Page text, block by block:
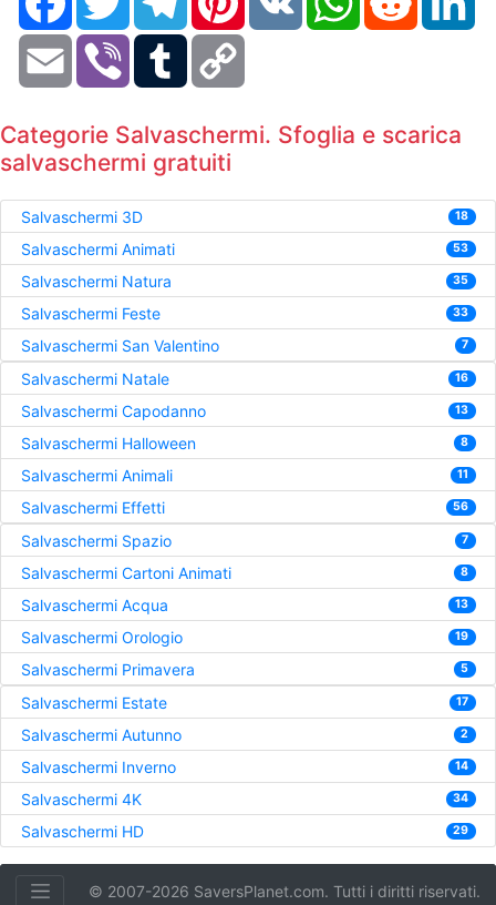
Email Viber Tumblr
Categorie Salvaschermi. Sfoglia e scarica
salvaschermi gratuiti
Salvaschermi 3D 18
Salvaschermi Animati 53
Salvaschermi Natura 35
Salvaschermi Feste 33
Salvaschermi San Valentino 7
Salvaschermi Natale 16
Salvaschermi Capodanno 13
Salvaschermi Halloween 8
Salvaschermi Animali 11
Salvaschermi Effetti 56
Salvaschermi Spazio 7
Salvaschermi Cartoni Animati 8
Salvaschermi Acqua 13
Salvaschermi Orologio 19
Salvaschermi Primavera 5
Salvaschermi Estate 17
Salvaschermi Autunno 2
Salvaschermi Inverno 14
Salvaschermi 4K 34
Salvaschermi HD 29
© 2007-2026 SaversPlanet.com. Tutti i diritti riservati.